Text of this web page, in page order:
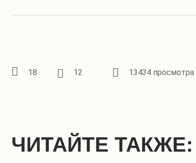
18 12 13434 просмотра
ЧИТАЙТЕ ТАКЖЕ: